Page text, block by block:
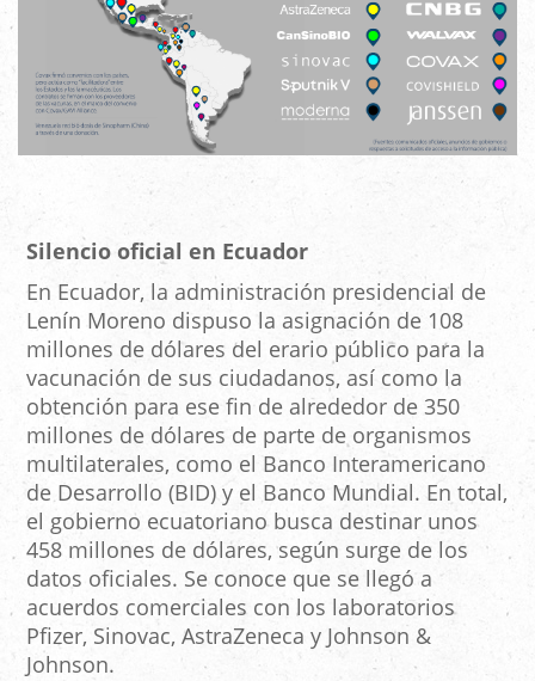
Silencio oficial en Ecuador
En Ecuador, la administración presidencial de
Lenín Moreno dispuso la asignación de 108
millones de dólares del erario público para la
vacunación de sus ciudadanos, así como la
obtención para ese fin de alrededor de 350
millones de dólares de parte de organismos
multilaterales, como el Banco Interamericano
de Desarrollo (BID) y el Banco Mundial. En total,
el gobierno ecuatoriano busca destinar unos
458 millones de dólares, según surge de los
datos oficiales. Se conoce que se llegó a
acuerdos comerciales con los laboratorios
Pfizer, Sinovac, AstraZeneca y Johnson &
Johnson.